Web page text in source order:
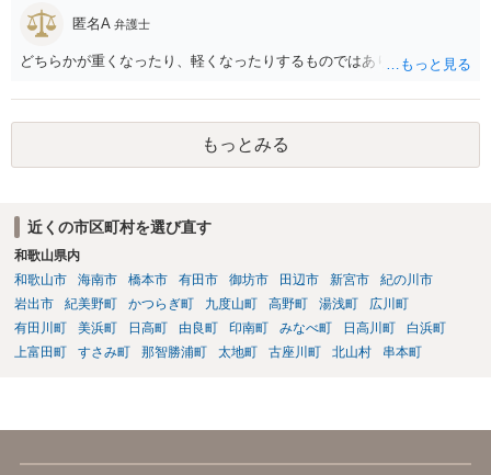
匿名A 弁護士
どちらかが重くなったり、軽くなったりするものではありません。
もっとみる
近くの市区町村を選び直す
和歌山県内
和歌山市
海南市 橋本市 有田市 御坊市 田辺市 新宮市
紀の川市
岩出市
紀美野町 かつらぎ町 九度山町 高野町 湯浅町
広川町
有田川町
美浜町 日高町 由良町 印南町 みなべ町 日高川町
白浜町
上富田町
すさみ町 那智勝浦町 太地町 古座川町 北山村 串本町